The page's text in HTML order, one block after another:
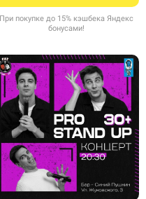
При покупке до 15% кэшбека Яндекс
бонусами!